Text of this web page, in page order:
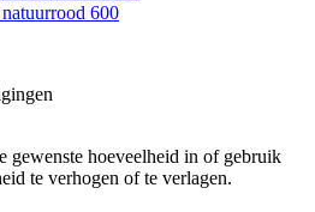
600
gewenste hoeveelheid in of gebruik
te verhogen of te verlagen.